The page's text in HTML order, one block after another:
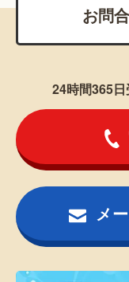
お問
24時間365
メ